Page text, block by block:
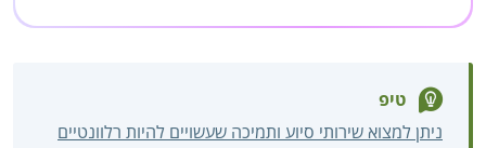
טיפ
ניתן למצוא שירותי סיוע ותמיכה שעשויים להיות רלוונטיים